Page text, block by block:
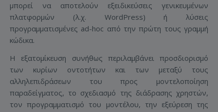
μπορεί να αποτελούν εξειδικεύσεις γενικευμένων
πλατφορμών (λ.χ. WordPress) ή λύσεις
προγραμματισμένες ad-hoc από την πρώτη τους γραμμή
κώδικα.
Η εξατομίκευση συνήθως περιλαμβάνει προσδιορισμό
των κυρίων οντοτήτων και των μεταξύ τους
αλληλεπιδράσεων του προς μοντελοποίηση
παραδείγματος, το σχεδιασμό της διάδρασης χρηστών,
τον προγραμματισμό του μοντέλου, την εξεύρεση της